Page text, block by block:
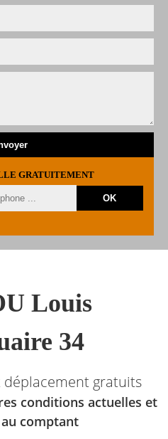
GRATUITEMENT
Louis
34
déplacement gratuits
conditions actuelles et
comptant